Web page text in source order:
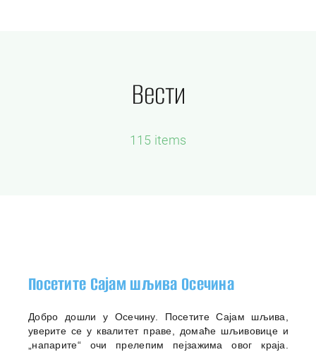
Вести
115 items
Посетите Сајам шљива Осечина
Добро дошли у Осечину. Посетите Сајам шљива,
уверите се у квалитет праве, домаће шљивовице и
„напарите“ очи прелепим пејзажима овог краја.